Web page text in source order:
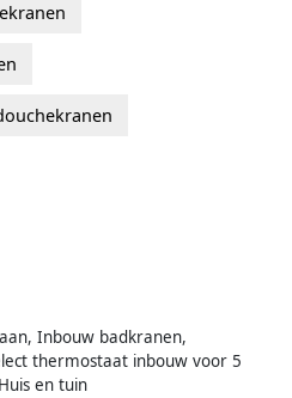
Inbouw badkranen,
thermostaat inbouw voor 5
en tuin